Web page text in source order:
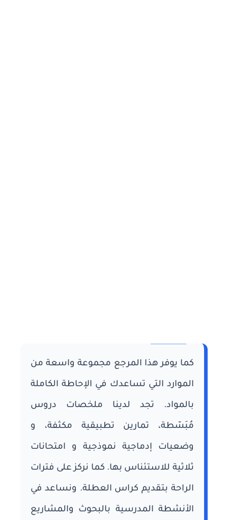
كما يوفر هذا المرجع مجموعة واسعة من
الموارد التي تساعدك في الإحاطة الكاملة
بالمواد. تجد لدينا ملخصات دروس
مُبَسّطة، تمارين تطبيقية مكثفة، و
وضعيات إدماجية نموذجية و امتحانات
ثلاثية للاستئناس بها. كما نركز على فترات
الراحة بتقديم كراس العطلة. ونساعد في
الأنشطة المدرسية بالبحوث والمشاريع